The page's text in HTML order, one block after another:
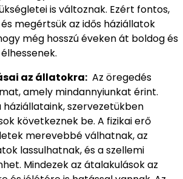
is változnak. Ezért fontos,
megértsük az idős háziállatok
még hosszú éveken át boldog és
az állatokra: Az öregedés
amely mindannyiunkat érint.
háziállataink, szervezetükben
következnek be. A fizikai erő
merevebbé válhatnak, az
lassulhatnak, és a szellemi
Mindezek az átalakulások az